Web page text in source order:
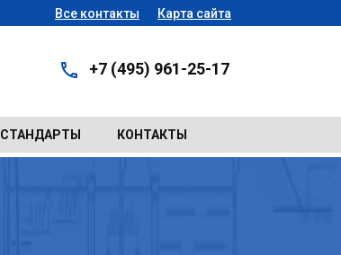
Все контакты Карта сайта
+7 (495) 961-25-17
СТАНДАРТЫ КОНТАКТЫ